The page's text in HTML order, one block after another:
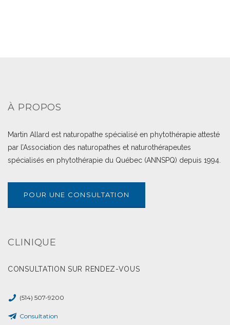
À PROPOS
Martin Allard est naturopathe spécialisé en phytothérapie attesté
par l’Association des naturopathes et naturothérapeutes
spécialisés en phytothérapie du Québec (ANNSPQ) depuis 1994.
POUR UNE CONSULTATION
CLINIQUE
CONSULTATION SUR RENDEZ-VOUS
(514) 507-9200
Consultation